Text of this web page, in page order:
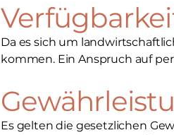
Da es sich um
kommen. Ein Anspruch auf
Es gelten die gesetzlichen